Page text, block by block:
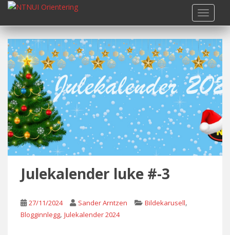
i
Julekalender luke #-3
27/11/2024 Sander Arntzen Bildekarusell,
Blogginnlegg, Julekalender 2024